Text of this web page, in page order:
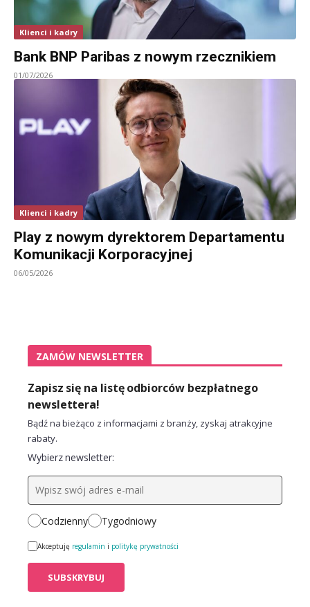
Klienci i kadry
Bank BNP Paribas z nowym rzecznikiem
01/07/2026
Klienci i kadry
Play z nowym dyrektorem Departamentu
Komunikacji Korporacyjnej
06/05/2026
ZAMÓW NEWSLETTER
Zapisz się na listę odbiorców bezpłatnego
newslettera!
Bądź na bieżąco z informacjami z branży, zyskaj atrakcyjne
rabaty.
Wybierz newsletter:
Codzienny Tygodniowy
Akceptuję regulamin i politykę prywatności